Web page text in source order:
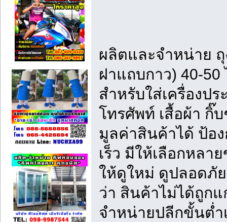
ผลิตและจำหน่าย ถุ
ฝาแถบกาว) 40-
สำหรับใส่เครื่องป
โทรศัพท์ เสื้อผ้า กิ๊
มูลค่าสินค้าได้ ป้อ
เร็ว มีให้เลือกหลา
ให้ดูใหม่ ดูปลอดภั
ว่า สินค้าไม่ได้ถูก
จำหน่ายปลีกขั้นต่ำ